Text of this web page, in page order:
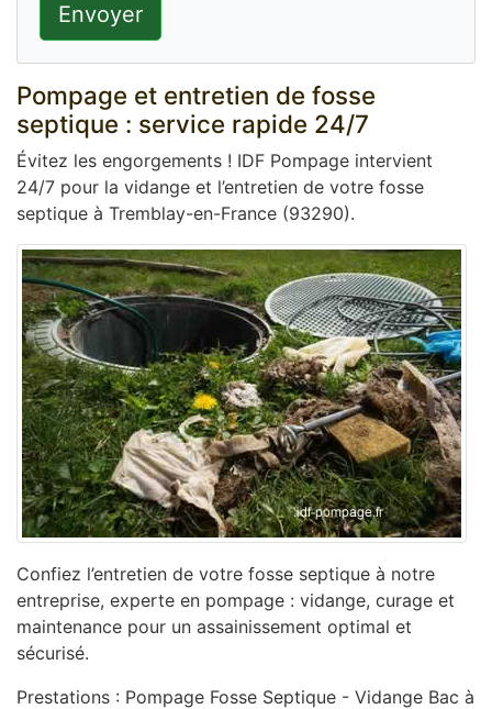
Envoyer
Pompage et entretien de fosse
septique : service rapide 24/7
Évitez les engorgements ! IDF Pompage intervient
24/7 pour la vidange et l’entretien de votre fosse
septique à Tremblay-en-France (93290).
Confiez l’entretien de votre fosse septique à notre
entreprise, experte en pompage : vidange, curage et
maintenance pour un assainissement optimal et
sécurisé.
Prestations : Pompage Fosse Septique - Vidange Bac à